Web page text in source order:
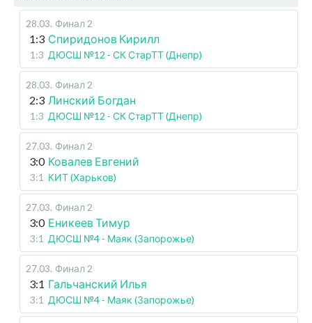
28.03. Финал 2
1:3 Спиридонов Кирилл
1:3 ДЮСШ №12 - СК СтарТТ (Днепр)
28.03. Финал 2
2:3 Линский Богдан
1:3 ДЮСШ №12 - СК СтарТТ (Днепр)
27.03. Финал 2
3:0 Ковалев Евгений
3:1 КИТ (Харьков)
27.03. Финал 2
3:0 Еникеев Тимур
3:1 ДЮСШ №4 - Маяк (Запорожье)
27.03. Финал 2
3:1 Гальчанский Илья
3:1 ДЮСШ №4 - Маяк (Запорожье)